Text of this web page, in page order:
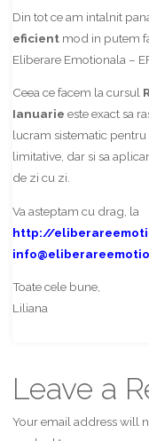
Din tot ce am intalnit
eficientmod in putem
Eliberare Emotionala –
Ceea ce facem la cursul
Ianuarie este exact sa
lucram sistematic
limitative, dar si sa
de zi cu zi.
Va asteptam cu drag, la
http://
Toate cele bune,
Liliana
Leave a
Your email address will